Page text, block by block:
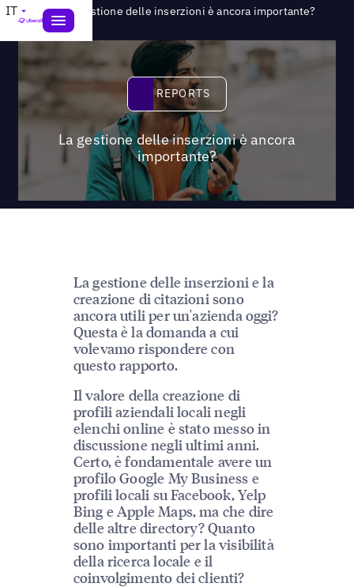
IT Reports>La gestione delle inserzioni è ancora importante?
Reports
REPORTS
La gestione delle inserzioni è ancora
importante?
La gestione delle inserzioni e la
creazione di citazioni sono
ancora utili per un'azienda oggi?
Questa è la domanda a cui
volevamo rispondere con
questo rapporto.
Il valore della creazione di
profili aziendali locali negli
elenchi online è stato messo in
discussione negli ultimi anni.
Certo, è fondamentale avere un
profilo Google My Business e
profili locali su Facebook, Yelp
Bing e Apple Maps, ma che dire
delle altre directory? Quanto
sono importanti per la visibilità
della ricerca locale e il
coinvolgimento dei clienti?